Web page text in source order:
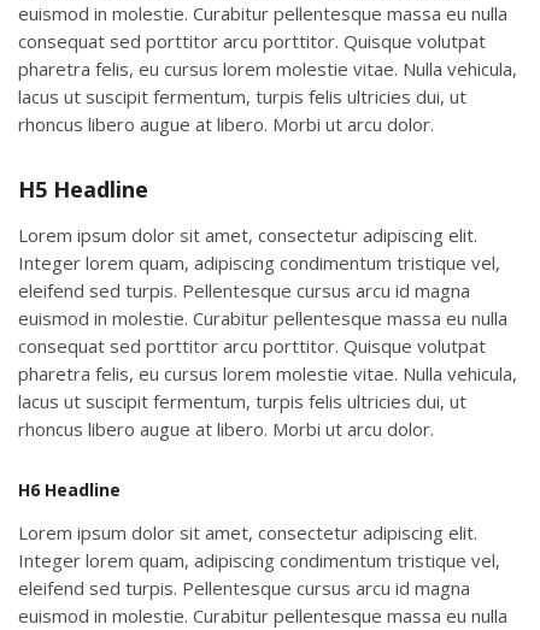
euismod in molestie. Curabitur pellentesque massa eu nulla
consequat sed porttitor arcu porttitor. Quisque volutpat
pharetra felis, eu cursus lorem molestie vitae. Nulla vehicula,
lacus ut suscipit fermentum, turpis felis ultricies dui, ut
rhoncus libero augue at libero. Morbi ut arcu dolor.
H5 Headline
Lorem ipsum dolor sit amet, consectetur adipiscing elit.
Integer lorem quam, adipiscing condimentum tristique vel,
eleifend sed turpis. Pellentesque cursus arcu id magna
euismod in molestie. Curabitur pellentesque massa eu nulla
consequat sed porttitor arcu porttitor. Quisque volutpat
pharetra felis, eu cursus lorem molestie vitae. Nulla vehicula,
lacus ut suscipit fermentum, turpis felis ultricies dui, ut
rhoncus libero augue at libero. Morbi ut arcu dolor.
H6 Headline
Lorem ipsum dolor sit amet, consectetur adipiscing elit.
Integer lorem quam, adipiscing condimentum tristique vel,
eleifend sed turpis. Pellentesque cursus arcu id magna
euismod in molestie. Curabitur pellentesque massa eu nulla